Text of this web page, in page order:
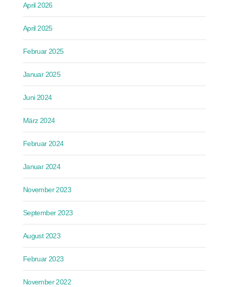
April 2026
April 2025
Februar 2025
Januar 2025
Juni 2024
März 2024
Februar 2024
Januar 2024
November 2023
September 2023
August 2023
Februar 2023
November 2022